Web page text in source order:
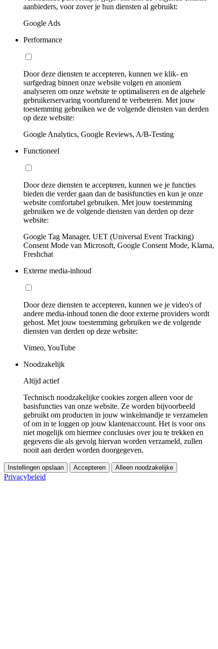
aanbieders, voor zover je hun diensten al gebruikt:
Google Ads
Performance
Door deze diensten te accepteren, kunnen we klik- en
surfgedrag binnen onze website volgen en anoniem
analyseren om onze website te optimaliseren en de algehele
gebruikerservaring voortdurend te verbeteren. Met jouw
toestemming gebruiken we de volgende diensten van derden
op deze website:
Google Analytics, Google Reviews, A/B-Testing
Functioneel
Door deze diensten te accepteren, kunnen we je functies
bieden die verder gaan dan de basisfuncties en kun je onze
website comfortabel gebruiken. Met jouw toestemming
gebruiken we de volgende diensten van derden op deze
website:
Google Tag Manager, UET (Universal Event Tracking)
Consent Mode van Microsoft, Google Consent Mode, Klarna,
Freshchat
Externe media-inhoud
Door deze diensten te accepteren, kunnen we je video's of
andere media-inhoud tonen die door externe providers wordt
gehost. Met jouw toestemming gebruiken we de volgende
diensten van derden op deze website:
Vimeo, YouTube
Noodzakelijk
Altijd actief
Technisch noodzakelijke cookies zorgen alleen voor de
basisfuncties van onze website. Ze worden bijvoorbeeld
gebruikt om producten in jouw winkelmandje te verzamelen
of om in te loggen op jouw klantenaccount. Het is voor ons
niet mogelijk om hiermee conclusies over jou te trekken en
gegevens die als gevolg hiervan worden verzameld, zullen
nooit aan derden worden doorgegeven.
Instellingen opslaan Accepteren Alleen noodzakelijke
Privacybeleid